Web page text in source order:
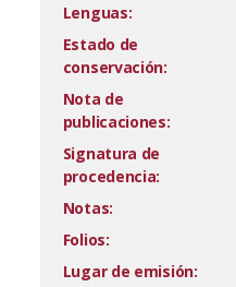
Lenguas:
Estado de
conservación:
Nota de
publicaciones:
Signatura de
procedencia:
Notas:
Folios:
Lugar de emisión: